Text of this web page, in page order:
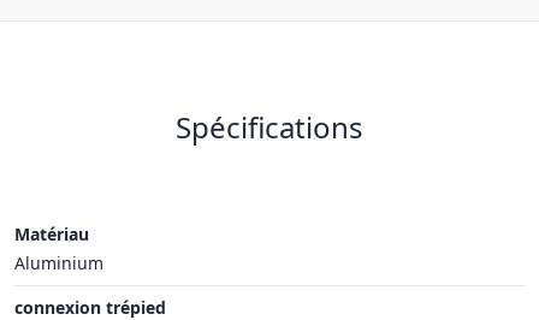
Spécifications
Matériau
Aluminium
connexion trépied